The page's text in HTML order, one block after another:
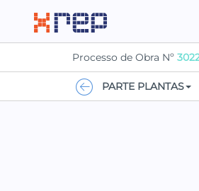
Processo de Obra Nº
PARTE PLANTAS